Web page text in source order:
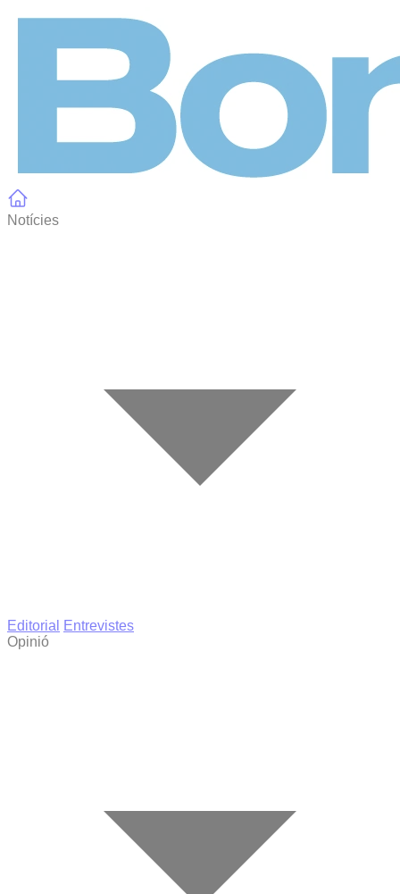
Notícies
Editorial
Entrevistes
Opinió